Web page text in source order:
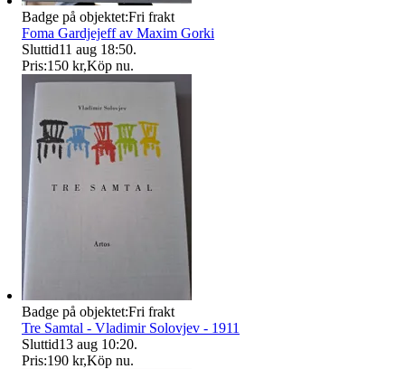
Badge på objektet:Fri frakt
Foma Gardjejeff av Maxim Gorki
Sluttid11 aug 18:50.
Pris:150 kr,Köp nu.
Badge på objektet:Fri frakt
Tre Samtal - Vladimir Solovjev - 1911
Sluttid13 aug 10:20.
Pris:190 kr,Köp nu.